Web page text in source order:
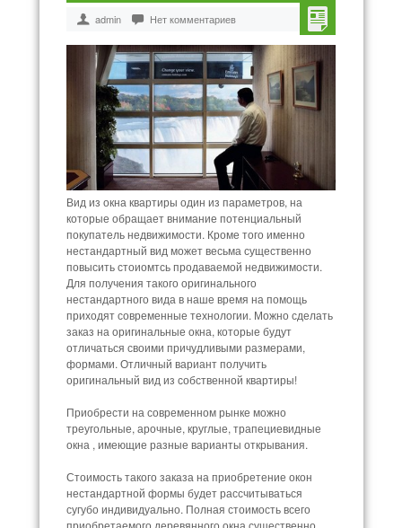
admin Нет комментариев
Вид из окна квартиры один из параметров, на
которые обращает внимание потенциальный
покупатель недвижимости. Кроме того именно
нестандартный вид может весьма существенно
повысить стоиомтсь продаваемой недвижимости.
Для получения такого оригинального
нестандартного вида в наше время на помощь
приходят современные технологии. Можно сделать
заказ на оригинальные окна, которые будут
отличаться своими причудливыми размерами,
формами. Отличный вариант получить
оригинальный вид из собственной квартиры!
Приобрести на современном рынке можно
треугольные, арочные, круглые, трапециевидные
окна , имеющие разные варианты открывания.
Стоимость такого заказа на приобретение окон
нестандартной формы будет рассчитываться
сугубо индивидуально. Полная стоимость всего